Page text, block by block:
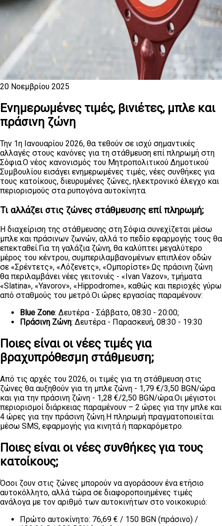
20 Νοεμβρίου 2025
Ενημερωμένες τιμές, βινιέτες, μπλε και
πράσινη ζώνη
Την 1η Ιανουαρίου 2026, θα τεθούν σε ισχύ σημαντικές
αλλαγές στους κανόνες για τη στάθμευση επί πληρωμή στη
Σόφια.Ο νέος κανονισμός του Μητροπολιτικού Δημοτικού
Συμβουλίου εισάγει ενημερωμένες τιμές, νέες συνθήκες για
τους κατοίκους, διευρυμένες ζώνες, ηλεκτρονικό έλεγχο και
περιορισμούς στα ρυπογόνα αυτοκίνητα.
Τι αλλάζει στις ζώνες στάθμευσης επί πληρωμή;
Η διαχείριση της στάθμευσης στη Σόφια συνεχίζεται μέσω
μπλε και πράσινων ζωνών, αλλά το πεδίο εφαρμογής τους θα
επεκταθεί.Για τη γαλάζια ζώνη, θα καλύπτει μεγαλύτερο
μέρος του κέντρου, συμπεριλαμβανομένων επιπλέον οδών
σε «Σρέντετς», «Λόζενετς», «Ομπορίστε».Ως πράσινη ζώνη
θα περιλαμβάνει νέες γειτονιές - «Ivan Vazov», τμήματα
«Slatina», «Yavorov», «Hippodrome», καθώς και περιοχές γύρω
από σταθμούς του μετρό.Οι ώρες εργασίας παραμένουν:
Blue Zone: Δευτέρα - Σάββατο, 08:30 - 20:00;
Πράσινη Ζώνη: Δευτέρα - Παρασκευή, 08:30 - 19:30
Ποιες είναι οι νέες τιμές για
βραχυπρόθεσμη στάθμευση;
Από τις αρχές του 2026, οι τιμές για τη στάθμευση στις
ζώνες θα αυξηθούν για τη μπλε ζώνη - 1,79 €/3,50 BGN/ώρα
και για την πράσινη ζώνη - 1,28 €/2,50 BGN/ώρα.Οι μέγιστοι
περιορισμοί διάρκειας παραμένουν – 2 ώρες για την μπλε και
4 ώρες για την πράσινη ζώνη.Η πληρωμή πραγματοποιείται
μέσω SMS, εφαρμογής για κινητά ή παρκαρόμετρο.
Ποιες είναι οι νέες συνθήκες για τους
κατοίκους;
Όσοι ζουν στις ζώνες μπορούν να αγοράσουν ένα ετήσιο
αυτοκόλλητο, αλλά τώρα σε διαφοροποιημένες τιμές
ανάλογα με τον αριθμό των αυτοκινήτων στο νοικοκυριό:
Πρώτο αυτοκίνητο: 76,69 € / 150 BGN (πράσινο) /